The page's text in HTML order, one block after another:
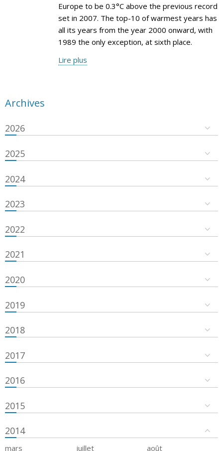
Europe to be 0.3°C above the previous record
set in 2007. The top-10 of warmest years has
all its years from the year 2000 onward, with
1989 the only exception, at sixth place.
Lire plus
Archives
2026
2025
2024
2023
2022
2021
2020
2019
2018
2017
2016
2015
2014
mars juillet
août